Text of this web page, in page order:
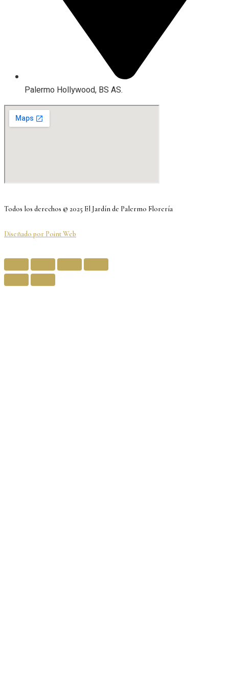
Palermo Hollywood, BS AS.
Todos los derechos © 2025 El Jardín de Palermo Florería
Diseñado por Point Web